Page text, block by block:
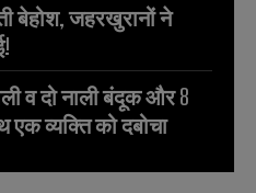
बेहोश, जहरखुरानों ने
व दो नाली बंदूक और 8
व्यक्ति को दबोचा